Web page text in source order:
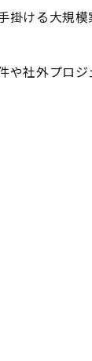
ける大規
社外プロ